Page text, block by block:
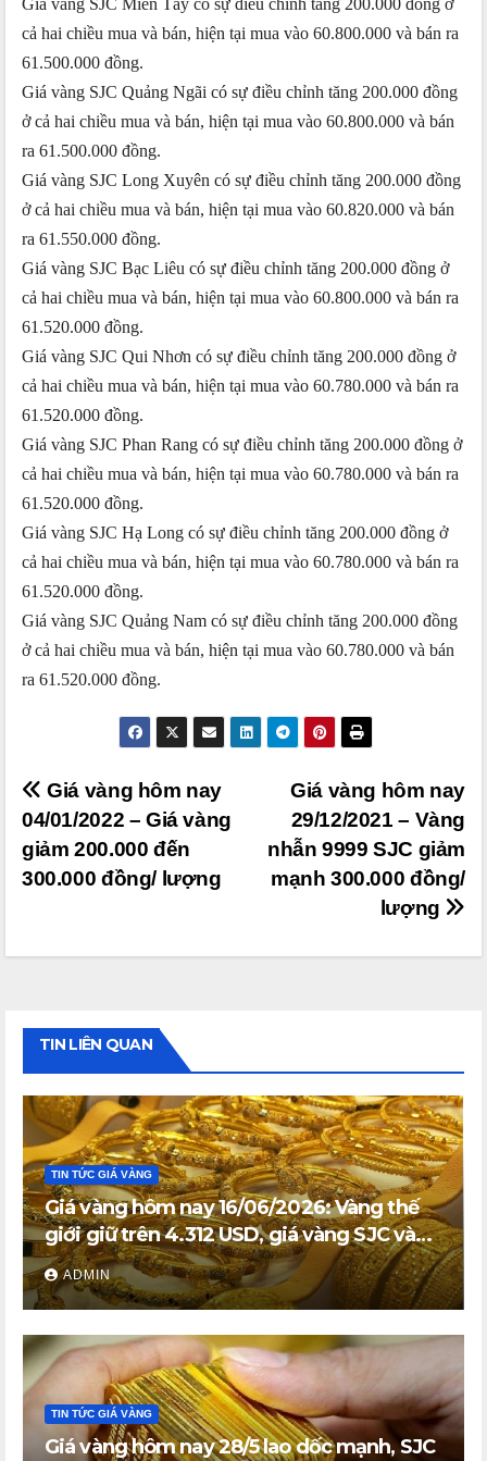
Giá vàng SJC Miền Tây có sự điều chỉnh tăng 200.000 đồng ở
cả hai chiều mua và bán, hiện tại mua vào 60.800.000 và bán ra
61.500.000 đồng.
Giá vàng SJC Quảng Ngãi có sự điều chỉnh tăng 200.000 đồng
ở cả hai chiều mua và bán, hiện tại mua vào 60.800.000 và bán
ra 61.500.000 đồng.
Giá vàng SJC Long Xuyên có sự điều chỉnh tăng 200.000 đồng
ở cả hai chiều mua và bán, hiện tại mua vào 60.820.000 và bán
ra 61.550.000 đồng.
Giá vàng SJC Bạc Liêu có sự điều chỉnh tăng 200.000 đồng ở
cả hai chiều mua và bán, hiện tại mua vào 60.800.000 và bán ra
61.520.000 đồng.
Giá vàng SJC Qui Nhơn có sự điều chỉnh tăng 200.000 đồng ở
cả hai chiều mua và bán, hiện tại mua vào 60.780.000 và bán ra
61.520.000 đồng.
Giá vàng SJC Phan Rang có sự điều chỉnh tăng 200.000 đồng ở
cả hai chiều mua và bán, hiện tại mua vào 60.780.000 và bán ra
61.520.000 đồng.
Giá vàng SJC Hạ Long có sự điều chỉnh tăng 200.000 đồng ở
cả hai chiều mua và bán, hiện tại mua vào 60.780.000 và bán ra
61.520.000 đồng.
Giá vàng SJC Quảng Nam có sự điều chỉnh tăng 200.000 đồng
ở cả hai chiều mua và bán, hiện tại mua vào 60.780.000 và bán
ra 61.520.000 đồng.
Điều
hướng
bài
viết
Giá vàng hôm nay
29/12/2021 – Vàng
nhẫn 9999 SJC giảm
mạnh 300.000 đồng/
lượng
Giá vàng hôm nay
04/01/2022 – Giá vàng
giảm 200.000 đến
300.000 đồng/ lượng
TIN LIÊN QUAN
TIN TỨC GIÁ VÀNG
Giá vàng hôm nay 16/06/2026: Vàng thế
giới giữ trên 4.312 USD, giá vàng SJC và
vàng nhẫn trong nước đi ngang
ADMIN
TIN TỨC GIÁ VÀNG
Giá vàng hôm nay 28/5 lao dốc mạnh, SJC